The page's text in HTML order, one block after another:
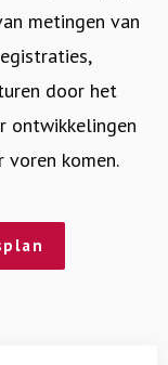
metingen van
door het
ontwikkelingen
voren komen.